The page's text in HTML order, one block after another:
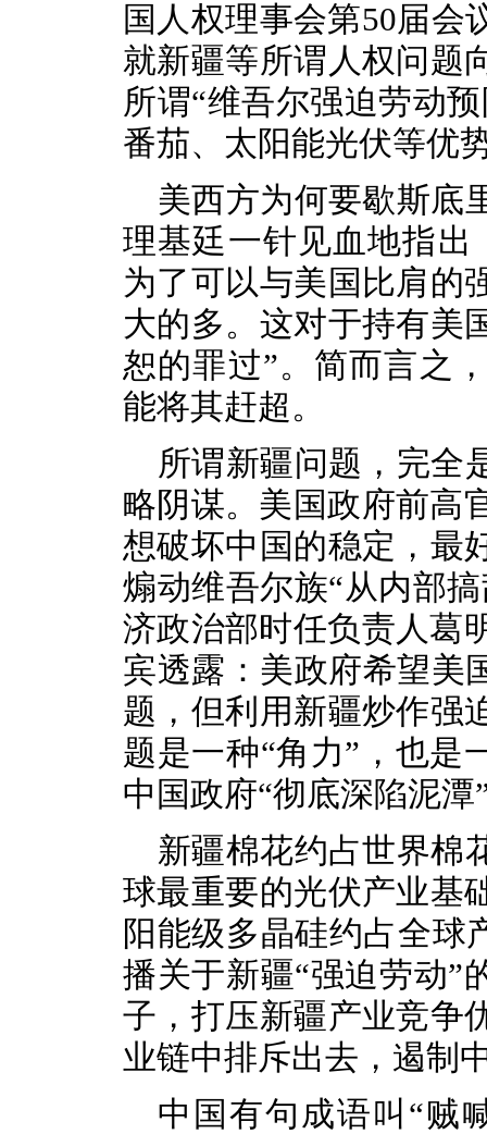
国人权理事会第50届会
就新疆等所谓人权问题
所谓“维吾尔强迫劳动
番茄、太阳能光伏等优
美西方为何要歇斯底
理基廷一针见血地指出
为了可以与美国比肩的
大的多。这对于持有美
恕的罪过”。简而言之
能将其赶超。
所谓新疆问题，完全
略阴谋。美国政府前高
想破坏中国的稳定，最
煽动维吾尔族“从内部
济政治部时任负责人葛
宾透露：美政府希望美
题，但利用新疆炒作强
题是一种“角力”，也是
中国政府“彻底深陷泥潭
新疆棉花约占世界棉
球最重要的光伏产业基
阳能级多晶硅约占全球
播关于新疆“强迫劳动”
子，打压新疆产业竞争
业链中排斥出去，遏制
中国有句成语叫 “贼